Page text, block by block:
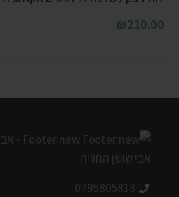
₪210.00
0795805813